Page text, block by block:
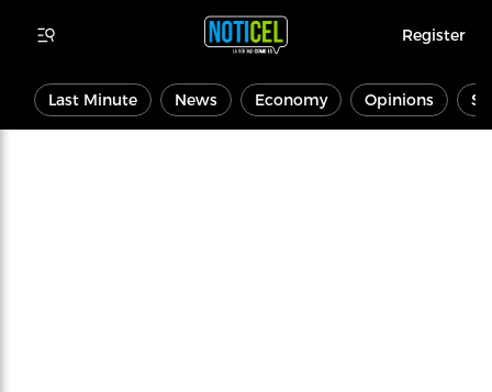
Register
Last Minute News Economy Opinions